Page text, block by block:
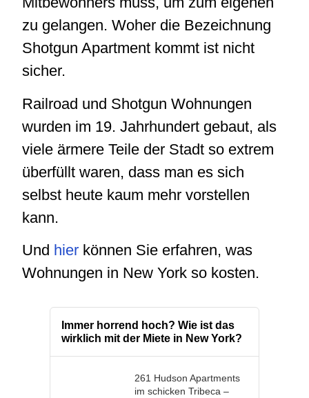
zu gelangen. Woher die Bezeichnung
Shotgun Apartment kommt ist nicht
sicher.
Railroad und Shotgun Wohnungen
wurden im 19. Jahrhundert gebaut, als
viele ärmere Teile der Stadt so extrem
überfüllt waren, dass man es sich
selbst heute kaum mehr vorstellen
kann.
Und hier können Sie erfahren, was
Wohnungen in New York so kosten.
Immer horrend hoch? Wie ist das
wirklich mit der Miete in New York?
261 Hudson Apartments
im schicken Tribeca –